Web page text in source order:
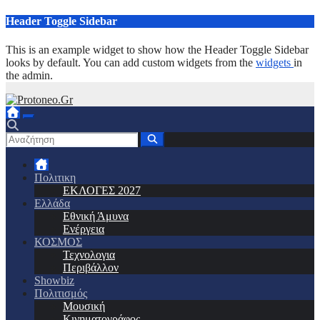
Μετάβαση
περιεχόμενο
Header Toggle Sidebar
This is an example widget to show how the Header Toggle Sidebar
looks by default. You can add custom widgets from the widgets in
the admin.
Πολιτικη
ΕΚΛΟΓΕΣ 2027
Ελλάδα
Εθνική Άμυνα
Ενέργεια
ΚΟΣΜΟΣ
Τεχνολογια
Περιβάλλον
Showbiz
Πολιτισμός
Μουσική